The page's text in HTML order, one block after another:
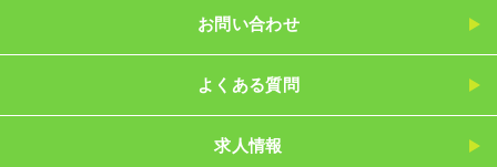
お問い合わせ
よくある質問
求人情報